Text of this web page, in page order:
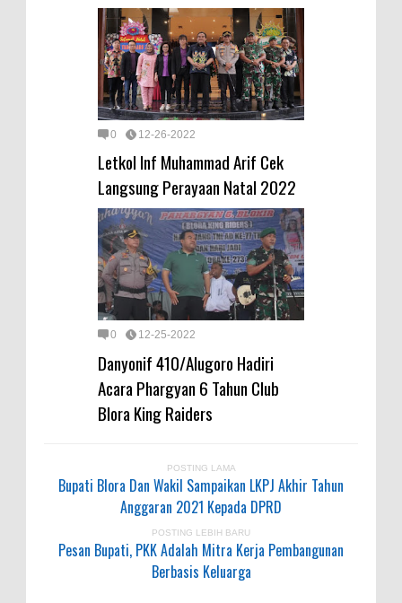
0 12-26-2022
Letkol Inf Muhammad Arif Cek
Langsung Perayaan Natal 2022
0 12-25-2022
Danyonif 410/Alugoro Hadiri
Acara Phargyan 6 Tahun Club
Blora King Raiders
POSTING LAMA
Bupati Blora Dan Wakil Sampaikan LKPJ Akhir Tahun
Anggaran 2021 Kepada DPRD
POSTING LEBIH BARU
Pesan Bupati, PKK Adalah Mitra Kerja Pembangunan
Berbasis Keluarga